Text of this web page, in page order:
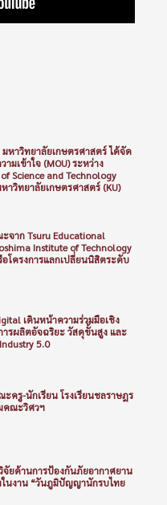
หาวิทยาลัยเกษตรศาสตร์ ได้จัด
มเข้าใจ (MOU) ระหว่าง
Science and Technology
าวิทยาลัยเกษตรศาสตร์ (KU)
าก Tsuru Educational
Institute of Technology
โครงการแลกเปลี่ยนนิสิตระดับ
เดินหน้าความร่วมมือเชิง
รผลิตอัจฉริยะ วัสดุขั้นสูง และ
5.0
ครู-นักเรียน โรงเรียนชลราษฎร
คณะวิศวฯ
ยด้านการป้องกันภัยอากาศยาน
นงาน “วันภูมิปัญญานักรบไทย